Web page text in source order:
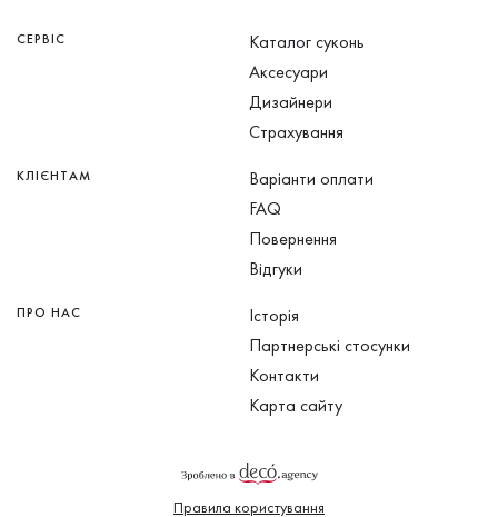
СЕРВІС
Каталог суконь
Аксесуари
Дизайнери
Страхування
КЛІЄНТАМ
Варіанти оплати
FAQ
Повернення
Відгуки
ПРО НАС
Історія
Партнерські стосунки
Контакти
Карта сайту
Правила користування